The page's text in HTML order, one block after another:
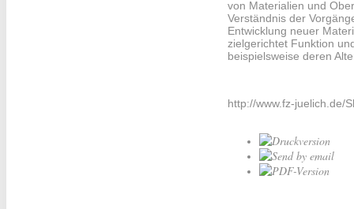
von Materialien und
Verständnis der
Entwicklung neuer
zielgerichtet Funktion
beispielsweise deren
http://www.fz-juelich.de/